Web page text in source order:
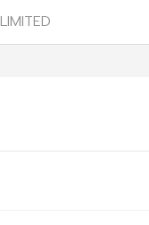
LIMITED